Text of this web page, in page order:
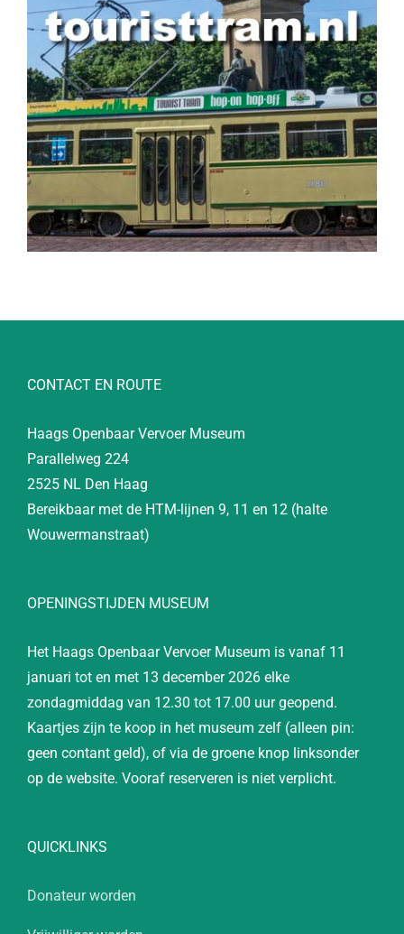
CONTACT EN ROUTE
Haags Openbaar Vervoer Museum
Parallelweg 224
2525 NL Den Haag
Bereikbaar met de HTM-lijnen 9, 11 en 12 (halte
Wouwermanstraat)
OPENINGSTIJDEN MUSEUM
Het Haags Openbaar Vervoer Museum is vanaf 11
januari tot en met 13 december 2026 elke
zondagmiddag van 12.30 tot 17.00 uur geopend.
Kaartjes zijn te koop in het museum zelf (alleen pin:
geen contant geld), of via de groene knop linksonder
op de website. Vooraf reserveren is niet verplicht.
QUICKLINKS
Donateur worden